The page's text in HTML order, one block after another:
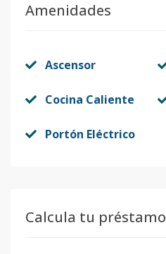
Amenidades
Ascensor
Cocina Caliente
Portón Eléctrico
Calcula tu préstamo